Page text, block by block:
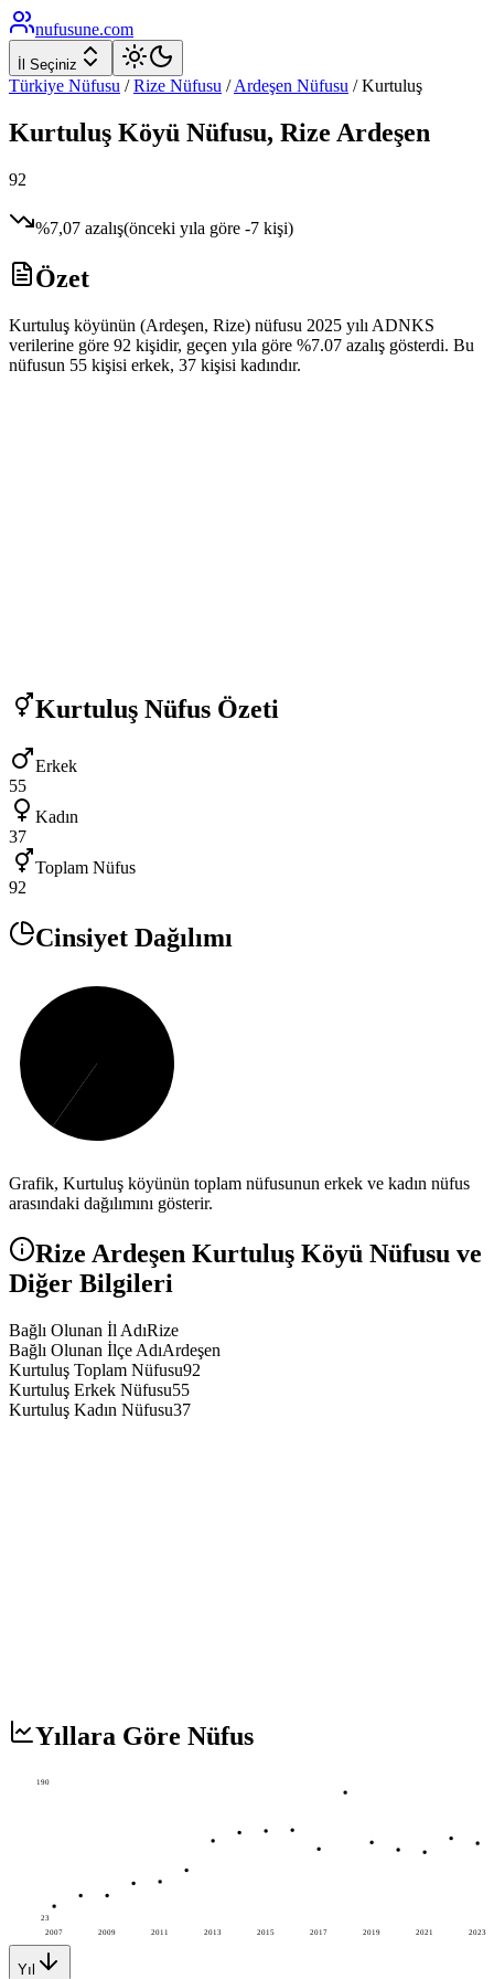
nufusune.com
İl Seçiniz
Türkiye Nüfusu / Rize Nüfusu / Ardeşen Nüfusu /Kurtuluş
Kurtuluş Köyü Nüfusu, Rize Ardeşen
92
%7,07 azalış(önceki yıla göre -7 kişi)
Özet
Kurtuluş köyünün (Ardeşen, Rize) nüfusu 2025 yılı ADNKS
verilerine göre 92 kişidir, geçen yıla göre %7.07 azalış gösterdi. Bu
nüfusun 55 kişisi erkek, 37 kişisi kadındır.
Kurtuluş Nüfus Özeti
Erkek
55
Kadın
37
Toplam Nüfus
92
Cinsiyet Dağılımı
Grafik, Kurtuluş köyünün toplam nüfusunun erkek ve kadın nüfus
arasındaki dağılımını gösterir.
Rize Ardeşen Kurtuluş Köyü Nüfusu ve
Diğer Bilgileri
Bağlı Olunan İl AdıRize
Bağlı Olunan İlçe AdıArdeşen
Kurtuluş Toplam Nüfusu92
Kurtuluş Erkek Nüfusu55
Kurtuluş Kadın Nüfusu37
Yıllara Göre Nüfus
2007 2009 2011 2013 2015 2017 2019 2021 2023
190
23
Yıl